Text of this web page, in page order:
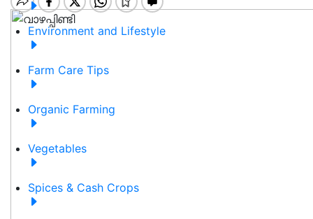
Environment and Lifestyle
Farm Care Tips
Organic Farming
Vegetables
Spices & Cash Crops